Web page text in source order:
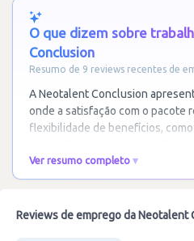
O que dizem sobre
Conclusion
Resumo de 9 reviews recentes de
A Neotalent Conclusion
onde a satisfação com o pacote
flexibilidade de benefícios,
Ver resumo completo
Reviews de emprego da Neotalent